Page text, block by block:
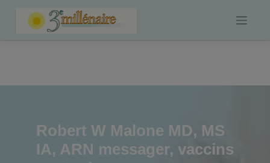
Robert W Malone MD, MS
IA, ARN messager, vaccins